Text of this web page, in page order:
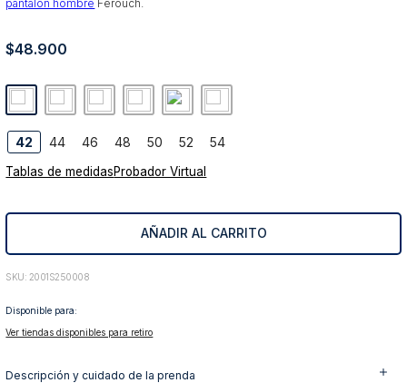
pantalón hombre Ferouch.
$48.900
42 44 46 48 50 52 54
Tablas de medidasProbador Virtual
AÑADIR AL CARRITO
: 2001S250008
Disponible para:
Ver tiendas disponibles para retiro
Descripción y cuidado de la prenda
6.
jeans
8.
blazer
9.
poleron
10. abrigo